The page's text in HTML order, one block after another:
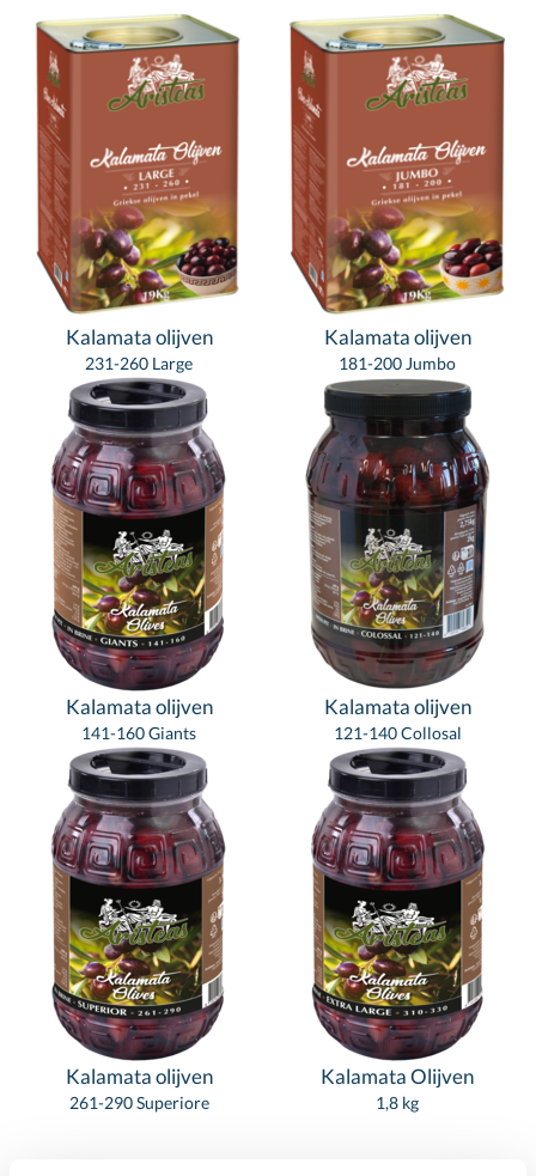
Kalamata olijven
231-260 Large
Kalamata olijven
181-200 Jumbo
Kalamata olijven
141-160 Giants
Kalamata olijven
121-140 Collosal
Kalamata olijven
261-290 Superiore
Kalamata Olijven
1,8 kg